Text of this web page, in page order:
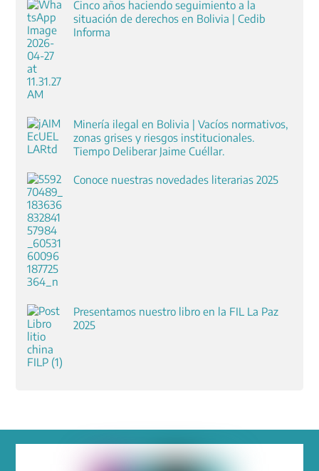
Cinco años haciendo seguimiento a la
situación de derechos en Bolivia | Cedib
Informa
Minería ilegal en Bolivia | Vacíos normativos,
zonas grises y riesgos institucionales.
Tiempo Deliberar Jaime Cuéllar.
Conoce nuestras novedades literarias 2025
Presentamos nuestro libro en la FIL La Paz
2025